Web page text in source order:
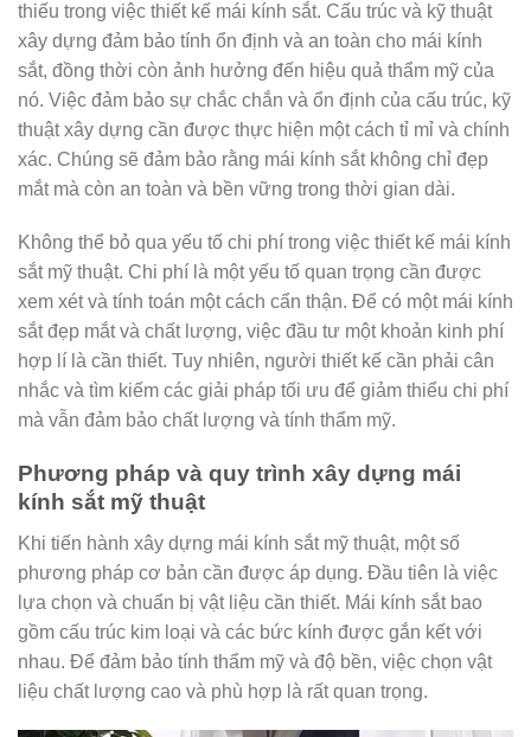
thiếu trong việc thiết kế mái kính sắt. Cấu trúc và kỹ thuật
xây dựng đảm bảo tính ổn định và an toàn cho mái kính
sắt, đồng thời còn ảnh hưởng đến hiệu quả thẩm mỹ của
nó. Việc đảm bảo sự chắc chắn và ổn định của cấu trúc, kỹ
thuật xây dựng cần được thực hiện một cách tỉ mỉ và chính
xác. Chúng sẽ đảm bảo rằng mái kính sắt không chỉ đẹp
mắt mà còn an toàn và bền vững trong thời gian dài.
Không thể bỏ qua yếu tố chi phí trong việc thiết kế mái kính
sắt mỹ thuật. Chi phí là một yếu tố quan trọng cần được
xem xét và tính toán một cách cẩn thận. Để có một mái kính
sắt đẹp mắt và chất lượng, việc đầu tư một khoản kinh phí
hợp lí là cần thiết. Tuy nhiên, người thiết kế cần phải cân
nhắc và tìm kiếm các giải pháp tối ưu để giảm thiểu chi phí
mà vẫn đảm bảo chất lượng và tính thẩm mỹ.
Phương pháp và quy trình xây dựng mái
kính sắt mỹ thuật
Khi tiến hành xây dựng mái kính sắt mỹ thuật, một số
phương pháp cơ bản cần được áp dụng. Đầu tiên là việc
lựa chọn và chuẩn bị vật liệu cần thiết. Mái kính sắt bao
gồm cấu trúc kim loại và các bức kính được gắn kết với
nhau. Để đảm bảo tính thẩm mỹ và độ bền, việc chọn vật
liệu chất lượng cao và phù hợp là rất quan trọng.